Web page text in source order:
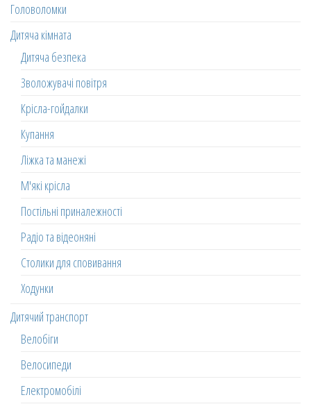
Головоломки
Дитяча кімната
Дитяча безпека
Зволожувачі повітря
Крісла-гойдалки
Купання
Ліжка та манежі
М'які крісла
Постільні приналежності
Радіо та відеоняні
Столики для сповивання
Ходунки
Дитячий транспорт
Велобіги
Велосипеди
Електромобілі